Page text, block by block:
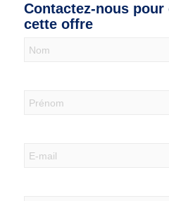
Contactez-nous
cette offre
Nous